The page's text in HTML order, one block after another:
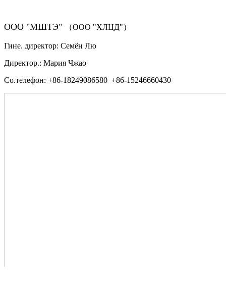
ООО "МШТЭ" （ООО "ХЛЦД"）
Гине. директор: Семён Лю
Директор.: Мария Чжао
Со.телефон: +86-18249086580 +86-15246660430